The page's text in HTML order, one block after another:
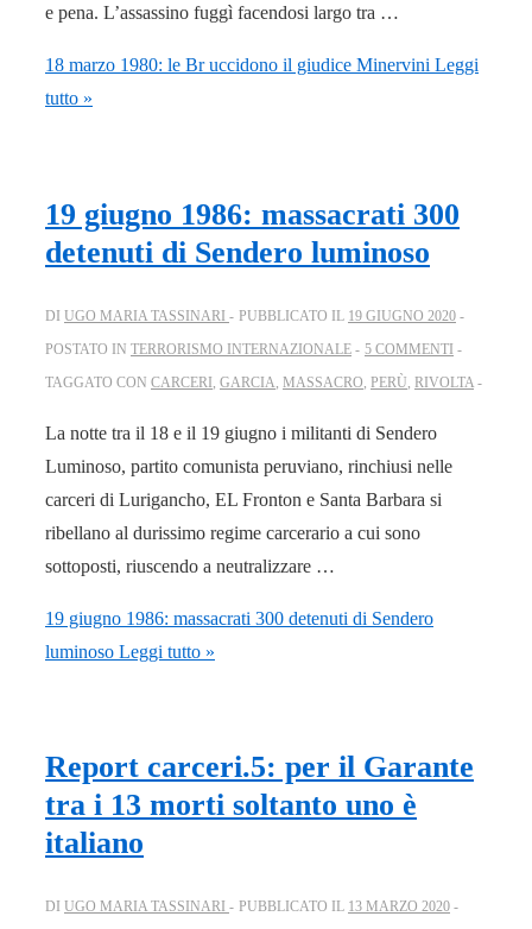
e pena. L’assassino fuggì facendosi largo tra …
18 marzo 1980: le Br uccidono il giudice Minervini Leggi
tutto »
19 giugno 1986: massacrati 300
detenuti di Sendero luminoso
DI UGO MARIA TASSINARI PUBBLICATO IL 19 GIUGNO 2020
POSTATO IN TERRORISMO INTERNAZIONALE
5 COMMENTI
TAGGATO CON CARCERI GARCIA MASSACRO PERÙ RIVOLTA
La notte tra il 18 e il 19 giugno i militanti di Sendero
Luminoso, partito comunista peruviano, rinchiusi nelle
carceri di Lurigancho, EL Fronton e Santa Barbara si
ribellano al durissimo regime carcerario a cui sono
sottoposti, riuscendo a neutralizzare …
19 giugno 1986: massacrati 300 detenuti di Sendero
luminoso Leggi tutto »
Report carceri.5: per il Garante
tra i 13 morti soltanto uno è
italiano
DI UGO MARIA TASSINARI PUBBLICATO IL 13 MARZO 2020